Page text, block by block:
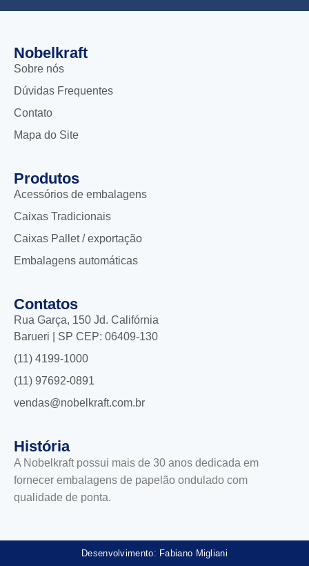
Nobelkraft
Sobre nós
Dúvidas Frequentes
Contato
Mapa do Site
Produtos
Acessórios de embalagens
Caixas Tradicionais
Caixas Pallet / exportação
Embalagens automáticas
Contatos
Rua Garça, 150 Jd. Califórnia
Barueri | SP CEP: 06409-130
(11) 4199-1000
(11) 97692-0891
vendas@nobelkraft.com.br
História
A Nobelkraft possui mais de 30 anos dedicada em
fornecer embalagens de papelão ondulado com
qualidade de ponta.
Desenvolvimento: Fabiano Migliani